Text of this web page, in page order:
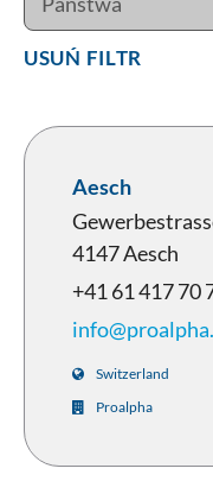
Usuń filtr
Aesch
4147 Aesch
+41 61 417 70
Switzerland
Proalpha